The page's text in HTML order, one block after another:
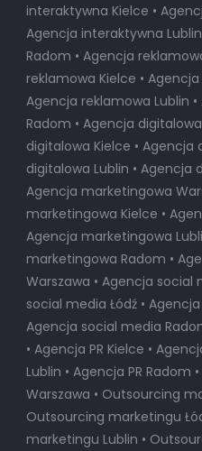
interaktywna Kielce •
Agencja interaktywna
Radom • Agencja
reklamowa Kielce •
Agencja reklamowa Lublin
Radom • Agencja
digitalowa Kielce • Agencja
digitalowa Lublin • Agencja
Agencja marketingowa
marketingowa Kielce •
Agencja marketingowa
marketingowa Radom •
Warszawa • Agencja social
social media Łódź •
Agencja social media
• Agencja PR Kielce •
Lublin • Agencja PR
Warszawa • Outsourcing
Outsourcing marketingu
marketingu Lublin •